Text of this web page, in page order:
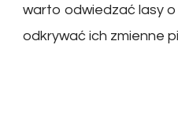
warto odwiedzać lasy
odkrywać ich zmienne